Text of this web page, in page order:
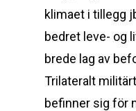
klimaet i tillegg
bedret leve- og
brede lag av
Trilateralt
befinner sig för